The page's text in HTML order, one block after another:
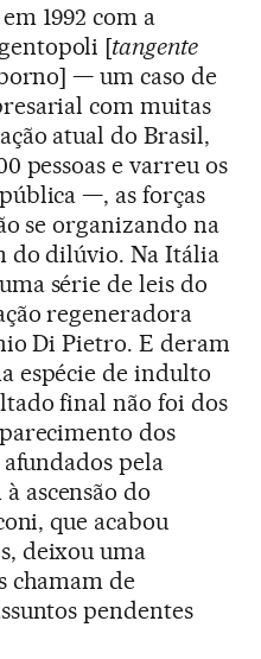
1992 com a
[tangente
— um caso de
com muitas
atual do Brasil,
pessoas e varreu os
—, as forças
se organizando na
do dilúvio. Na Itália
série de leis do
regeneradora
Di Pietro. E deram
espécie de indulto
final não foi dos
dos
pela
ascensão do
que acabou
deixou uma
chamam de
pendentes